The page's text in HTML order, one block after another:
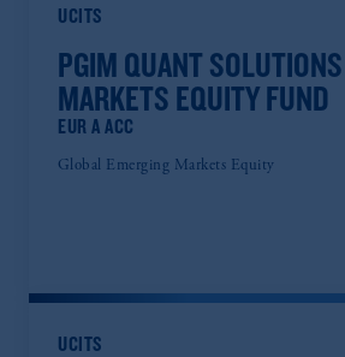
UCITS
PGIM QUANT
MARKETS EQUITY FUND
EUR A ACC
Global Emerging Markets Equity
UCITS